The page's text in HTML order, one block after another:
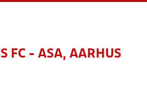
FC - ASA, AARHUS